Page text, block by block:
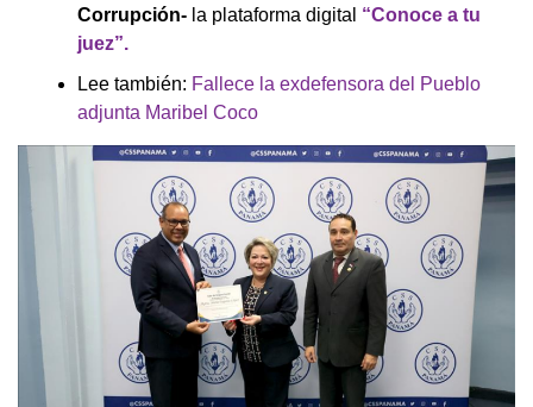
Corrupción- la plataforma digital “Conoce a tu
juez”.
Lee también: Fallece la exdefensora del Pueblo
adjunta Maribel Coco